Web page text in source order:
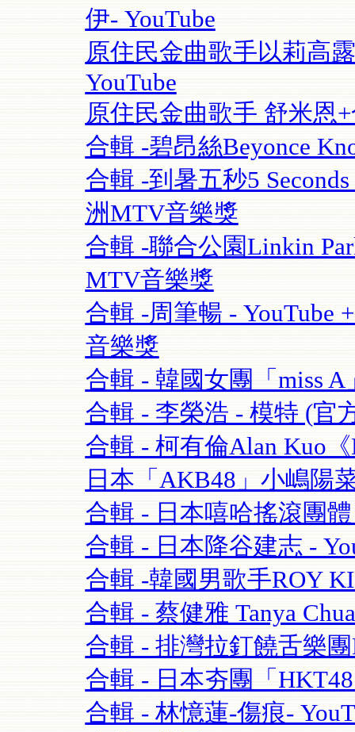
伊- YouTube
原住民金曲歌手以莉高
YouTube
原住民金曲歌手 舒米恩
合輯 -碧昂絲Beyonce
合輯 -到暑五秒5
洲MTV音樂獎
合輯 -聯合公園Linkin
MTV音樂獎
合輯 -周筆暢 - YouTube
音樂獎
合輯 - 韓國女團「miss A
合輯 - 李榮浩 - 模特 (官
合輯 - 柯有倫Alan Kuo
日本「AKB48」小嶋陽
合輯 - 日本嘻哈搖滾團體
合輯 - 日本降谷建志 -
合輯 -韓國男歌手ROY
合輯 - 蔡健雅 Tanya
合輯 - 排灣拉釘饒舌樂
合輯 - 日本夯團「
合輯 - 林憶蓮-傷痕-